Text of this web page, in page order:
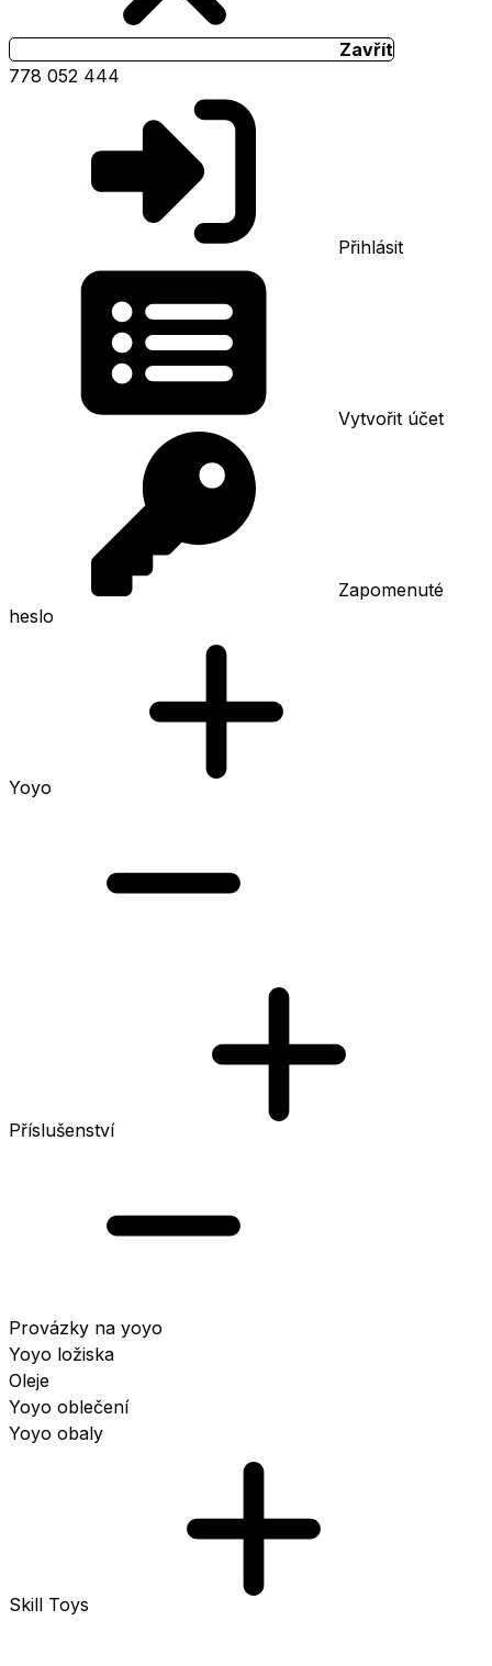
Zavřít
778 052 444
Přihlásit
Vytvořit účet
Zapomenuté
heslo
Yoyo
Příslušenství
Provázky na yoyo
Yoyo ložiska
Oleje
Yoyo oblečení
Yoyo obaly
Skill Toys